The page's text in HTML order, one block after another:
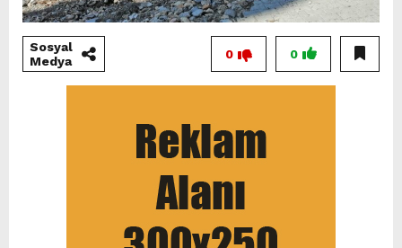
Sosyal
Medya
0
0